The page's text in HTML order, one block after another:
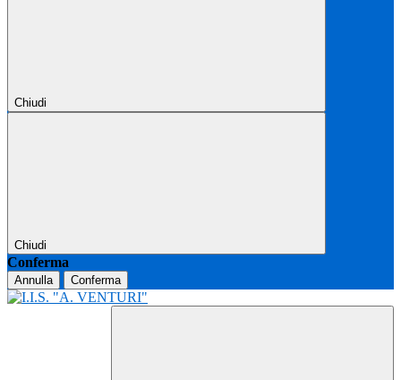
Chiudi
Chiudi
Conferma
Annulla Conferma